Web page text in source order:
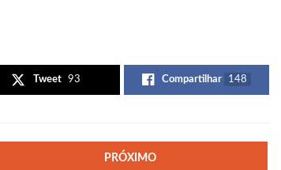
Tweet 93 Compartilhar 148
PRÓXIMO